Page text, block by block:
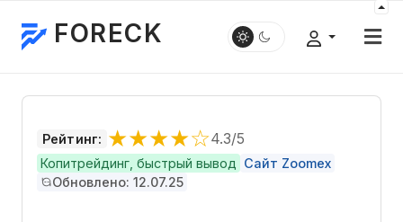
FORECK
Рейтинг: ★★★★☆4.3/5
Копитрейдинг, быстрый вывод Сайт Zoomex
Обновлено: 12.07.25